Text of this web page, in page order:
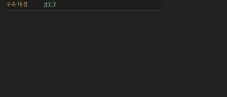
구속 내성 37.7